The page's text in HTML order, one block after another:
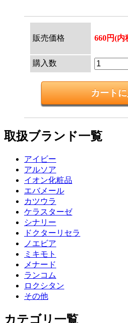
販売価格 660円(内
購入数
取扱ブランド一覧
アイビー
アルソア
イオン化粧品
エバメール
カツウラ
ケラスターゼ
シナリー
ドクターリセラ
ノエビア
ミキモト
メナード
ランコム
ロクシタン
その他
カテゴリ一覧